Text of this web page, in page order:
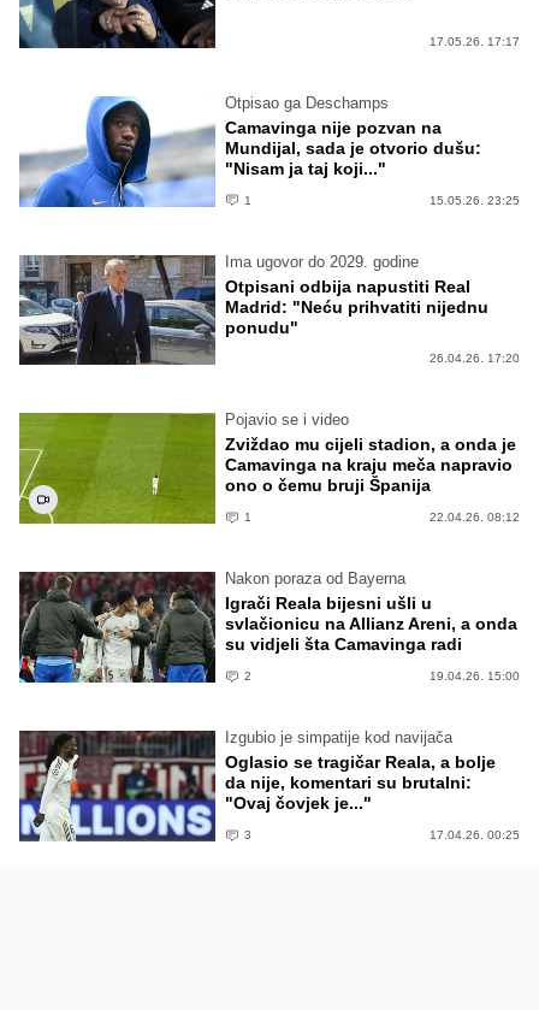
17.05.26. 17:17
Otpisao ga Deschamps
Camavinga nije pozvan na
Mundijal, sada je otvorio dušu:
"Nisam ja taj koji..."
1 15.05.26. 23:25
Ima ugovor do 2029. godine
Otpisani odbija napustiti Real
Madrid: "Neću prihvatiti nijednu
ponudu"
26.04.26. 17:20
Pojavio se i video
Zviždao mu cijeli stadion, a onda je
Camavinga na kraju meča napravio
ono o čemu bruji Španija
1 22.04.26. 08:12
Nakon poraza od Bayerna
Igrači Reala bijesni ušli u
svlačionicu na Allianz Areni, a onda
su vidjeli šta Camavinga radi
2 19.04.26. 15:00
Izgubio je simpatije kod navijača
Oglasio se tragičar Reala, a bolje
da nije, komentari su brutalni:
"Ovaj čovjek je..."
3 17.04.26. 00:25